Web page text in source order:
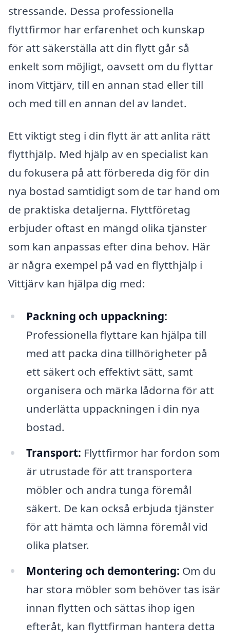
stressande. Dessa professionella
flyttfirmor har erfarenhet och kunskap
för att säkerställa att din flytt går så
enkelt som möjligt, oavsett om du flyttar
inom Vittjärv, till en annan stad eller till
och med till en annan del av landet.
Ett viktigt steg i din flytt är att anlita rätt
flytthjälp. Med hjälp av en specialist kan
du fokusera på att förbereda dig för din
nya bostad samtidigt som de tar hand om
de praktiska detaljerna. Flyttföretag
erbjuder oftast en mängd olika tjänster
som kan anpassas efter dina behov. Här
är några exempel på vad en flytthjälp i
Vittjärv kan hjälpa dig med:
Packning och uppackning:
Professionella flyttare kan hjälpa till
med att packa dina tillhörigheter på
ett säkert och effektivt sätt, samt
organisera och märka lådorna för att
underlätta uppackningen i din nya
bostad.
Transport: Flyttfirmor har fordon som
är utrustade för att transportera
möbler och andra tunga föremål
säkert. De kan också erbjuda tjänster
för att hämta och lämna föremål vid
olika platser.
Montering och demontering: Om du
har stora möbler som behöver tas isär
innan flytten och sättas ihop igen
efteråt, kan flyttfirman hantera detta